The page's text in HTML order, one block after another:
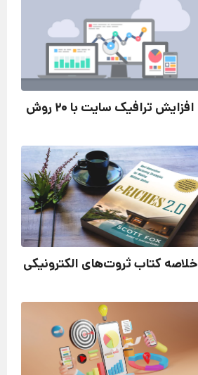
افزایش ترافیک سایت با 20 روش
خلاصه کتاب ثروت‌های الکترونیکی